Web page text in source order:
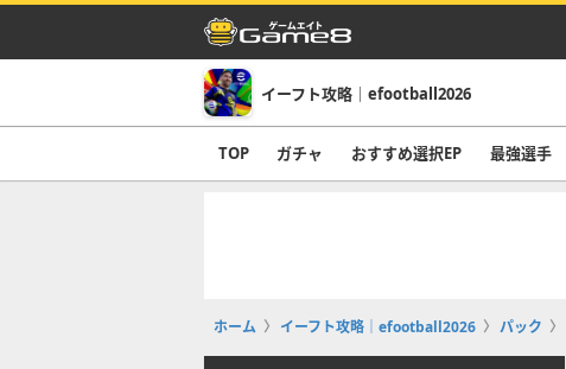
イーフト攻略｜efootball2026
TOP ガチャ おすすめ選択EP 最強選手
ホーム イーフト攻略｜efootball2026 パック